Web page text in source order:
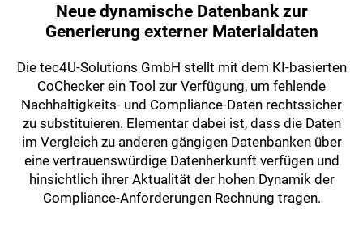
Neue dynamische Datenbank zur
Generierung externer Materialdaten
Die tec4U-Solutions GmbH stellt mit dem KI-basierten
CoChecker ein Tool zur Verfügung, um fehlende
Nachhaltigkeits- und Compliance-Daten rechtssicher
zu substituieren. Elementar dabei ist, dass die Daten
im Vergleich zu anderen gängigen Datenbanken über
eine vertrauenswürdige Datenherkunft verfügen und
hinsichtlich ihrer Aktualität der hohen Dynamik der
Compliance-Anforderungen Rechnung tragen.